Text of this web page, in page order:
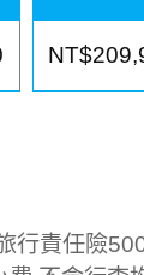
行責任險